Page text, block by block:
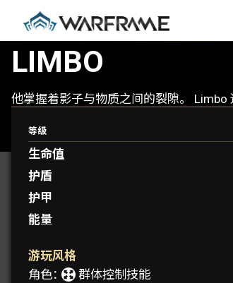
LIMBO
他掌握着影子与物质之间的裂隙。 Limbo
等级
生命值
护盾
护甲
能量
游玩风格
角色：
群体控制技能